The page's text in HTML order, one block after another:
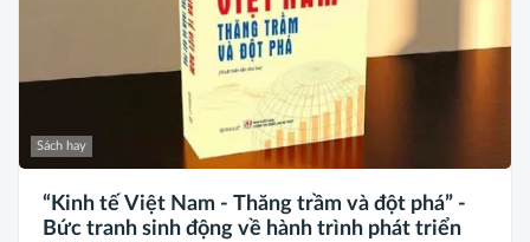
Sách hay
“Kinh tế Việt Nam - Thăng trầm và đột phá” -
Bức tranh sinh động về hành trình phát triển